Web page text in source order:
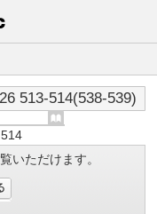
513-514(538-539)
514
いただけます。